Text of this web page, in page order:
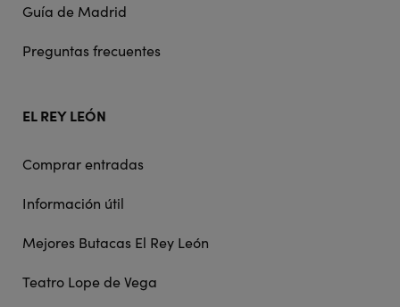
Guía de Madrid
Preguntas frecuentes
EL REY LEÓN
Comprar entradas
Información útil
Mejores Butacas El Rey León
Teatro Lope de Vega